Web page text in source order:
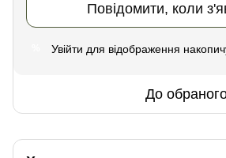
Повідомити, коли
Увійти для відображення
До